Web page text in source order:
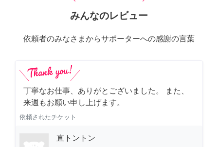
みんなのレビュー
依頼者のみなさまからサポーターへの感謝の言葉
丁寧なお仕事、ありがとございました。 また、
来週もお願い申し上げます。
依頼されたチケット
直トントン